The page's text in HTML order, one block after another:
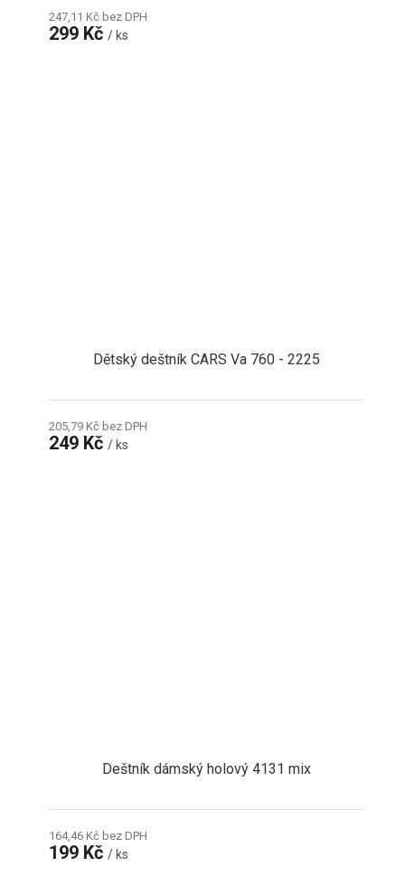
247,11 Kč bez DPH
299 Kč/ ks
Dětský deštník CARS Va 760 - 2225
205,79 Kč bez DPH
249 Kč/ ks
Deštník dámský holový 4131 mix
164,46 Kč bez DPH
199 Kč/ ks